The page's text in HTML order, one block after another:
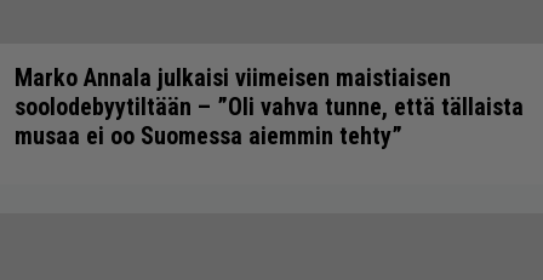
Marko Annala julkaisi viimeisen maistiaisen
soolodebyytiltään – ”Oli vahva tunne, että tällaista
musaa ei oo Suomessa aiemmin tehty”